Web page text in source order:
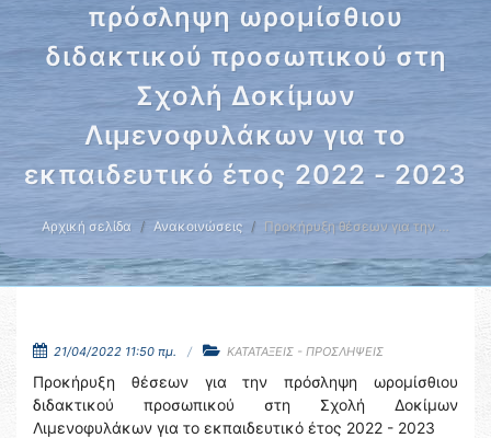
πρόσληψη ωρομίσθιου
διδακτικού προσωπικού στη
Σχολή Δοκίμων
Λιμενοφυλάκων για το
εκπαιδευτικό έτος 2022 - 2023
Αρχική σελίδα Ανακοινώσεις Προκήρυξη θέσεων για την …
21/04/2022 11:50 πμ. ΚΑΤΑΤΑΞΕΙΣ - ΠΡΟΣΛΗΨΕΙΣ
Προκήρυξη θέσεων για την πρόσληψη ωρομίσθιου
διδακτικού προσωπικού στη Σχολή Δοκίμων
Λιμενοφυλάκων για το εκπαιδευτικό έτος 2022 - 2023